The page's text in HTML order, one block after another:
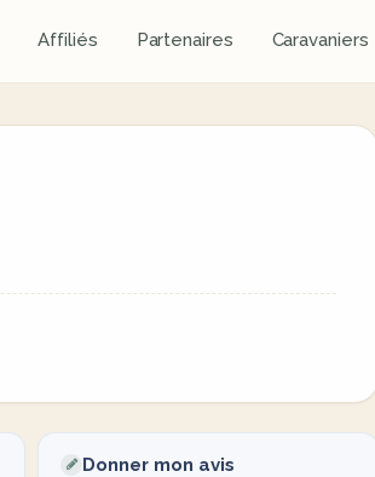
Affiliés Partenaires Caravaniers
Donner mon avis